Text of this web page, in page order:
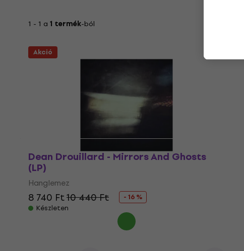
1 - 1 a 1 termék-ból
Akció
Dean Drouillard - Mirrors And Ghosts
(LP)
Hanglemez
8 740 Ft10 440 Ft
- 16 %
Készleten